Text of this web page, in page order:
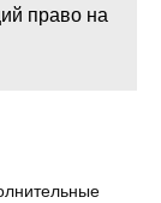
право на